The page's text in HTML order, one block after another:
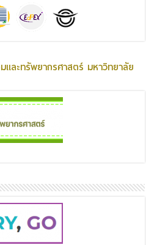
ละทรัพยากรศาสตร์ มหาวิทยาลัย